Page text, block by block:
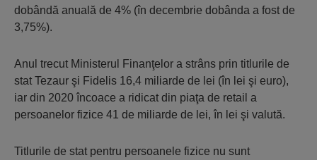
dobândă anuală de 4% (în decembrie dobânda a fost de
3,75%).
Anul trecut Ministerul Finanţelor a strâns prin titlurile de
stat Tezaur şi Fidelis 16,4 miliarde de lei (în lei şi euro),
iar din 2020 încoace a ridicat din piaţa de retail a
persoanelor fizice 41 de miliarde de lei, în lei şi valută.
Titlurile de stat pentru persoanele fizice nu sunt